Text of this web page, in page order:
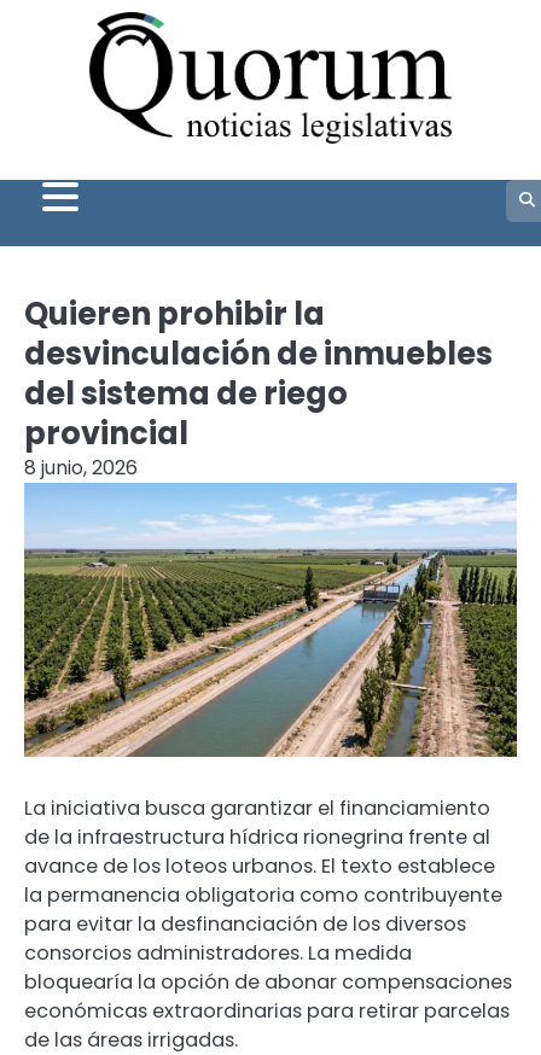
Quieren prohibir la
desvinculación de inmuebles
del sistema de riego
provincial
8 junio, 2026
La iniciativa busca garantizar el financiamiento
de la infraestructura hídrica rionegrina frente al
avance de los loteos urbanos. El texto establece
la permanencia obligatoria como contribuyente
para evitar la desfinanciación de los diversos
consorcios administradores. La medida
bloquearía la opción de abonar compensaciones
económicas extraordinarias para retirar parcelas
de las áreas irrigadas.